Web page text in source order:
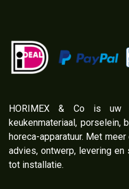
​HORIMEX & Co is uw
keukenmateriaal, porselein,
horeca-apparatuur. Met
advies, ontwerp, levering
tot installatie.